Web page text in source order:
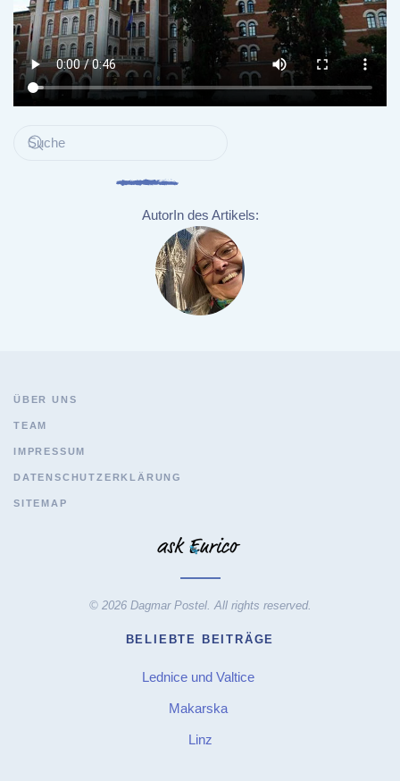
AutorIn des Artikels:
ÜBER UNS
TEAM
IMPRESSUM
DATENSCHUTZERKLÄRUNG
SITEMAP
© 2026 Dagmar Postel. All rights reserved.
BELIEBTE BEITRÄGE
Lednice und Valtice
Makarska
Linz